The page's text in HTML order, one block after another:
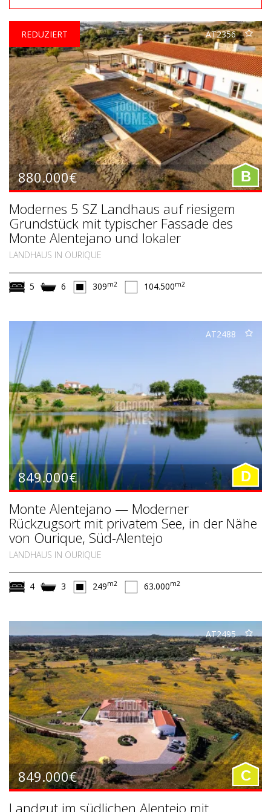
AT2356
880.000€
REDUZIERT
B
Modernes 5 SZ Landhaus auf riesigem
Grundstück mit typischer Fassade des
Monte Alentejano und lokaler
Beherbergungslizenz in Ourique, Süd-
LANDHAUS IN OURIQUE
5 6 309m2 104.500m2
AT2488
849.000€ D
Monte Alentejano — Moderner
Rückzugsort mit privatem See, in der Nähe
von Ourique, Süd-Alentejo
LANDHAUS IN OURIQUE
4 3 249m2 63.000m2
AT2495
849.000€ C
Landgut im südlichen Alentejo mit